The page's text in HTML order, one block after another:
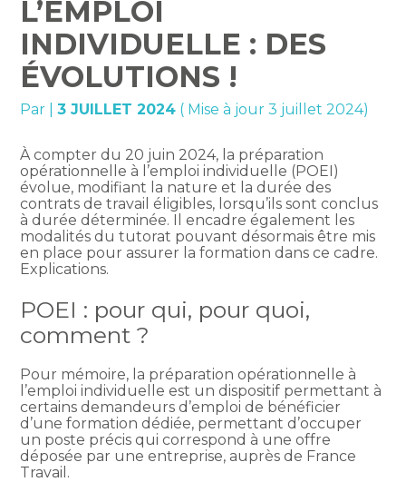
L’EMPLOI
INDIVIDUELLE : DES
ÉVOLUTIONS !
Par |3 JUILLET 2024 ( Mise à jour 3 juillet 2024)
À compter du 20 juin 2024, la préparation
opérationnelle à l’emploi individuelle (POEI)
évolue, modifiant la nature et la durée des
contrats de travail éligibles, lorsqu’ils sont conclus
à durée déterminée. Il encadre également les
modalités du tutorat pouvant désormais être mis
en place pour assurer la formation dans ce cadre.
Explications.
POEI : pour qui, pour quoi,
comment ?
Pour mémoire, la préparation opérationnelle à
l’emploi individuelle est un dispositif permettant à
certains demandeurs d’emploi de bénéficier
d’une formation dédiée, permettant d’occuper
un poste précis qui correspond à une offre
déposée par une entreprise, auprès de France
Travail.